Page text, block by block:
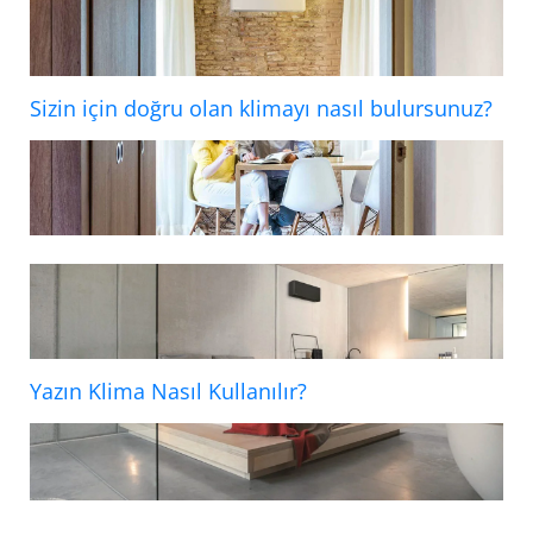
Sizin için doğru olan klimayı nasıl bulursunuz?
Yazın Klima Nasıl Kullanılır?